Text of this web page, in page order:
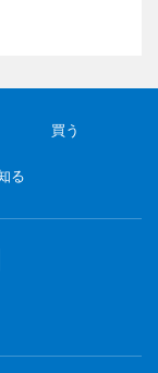
買う
る